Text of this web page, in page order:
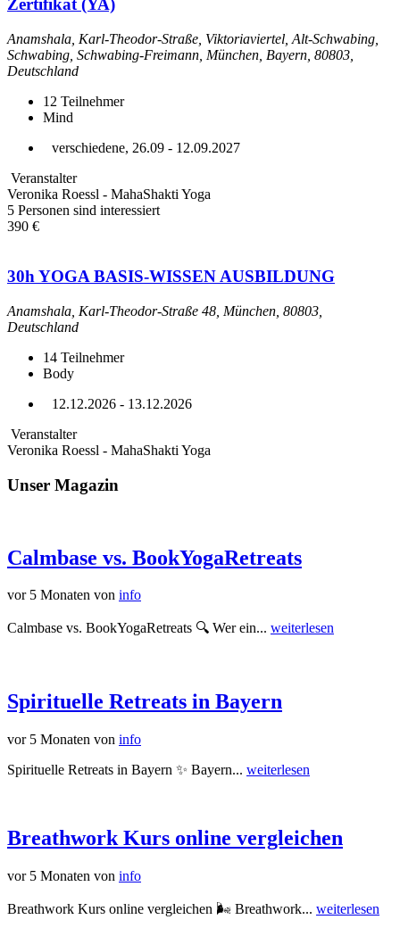
Zertifikat (YA)
Anamshala, Karl-Theodor-Straße, Viktoriaviertel, Alt-Schwabing,
Schwabing, Schwabing-Freimann, München, Bayern, 80803,
Deutschland
12 Teilnehmer
Mind
verschiedene, 26.09 - 12.09.2027
Veranstalter
Veronika Roessl - MahaShakti Yoga
5 Personen sind interessiert
390 €
30h YOGA BASIS-WISSEN AUSBILDUNG
Anamshala, Karl-Theodor-Straße 48, München, 80803,
Deutschland
14 Teilnehmer
Body
12.12.2026 - 13.12.2026
Veranstalter
Veronika Roessl - MahaShakti Yoga
Unser Magazin
Calmbase vs. BookYogaRetreats
vor 5 Monaten von info
Calmbase vs. BookYogaRetreats 🔍 Wer ein... weiterlesen
Spirituelle Retreats in Bayern
vor 5 Monaten von info
Spirituelle Retreats in Bayern ✨ Bayern... weiterlesen
Breathwork Kurs online vergleichen
vor 5 Monaten von info
Breathwork Kurs online vergleichen 🌬️ Breathwork... weiterlesen